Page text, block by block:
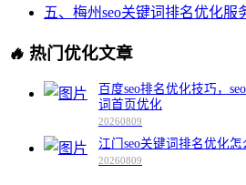
五、梅州seo关键词排名优化服
🔥 热门优化文章
百度seo排名优化技巧，
词首页优化
20260809
江门seo关键词排名优化
20260809